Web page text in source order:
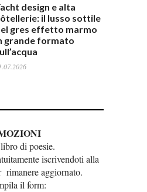
design e alta
il lusso sottile
gres effetto marmo
grande formato
di poesie.
iscrivendoti alla
rimanere aggiornato.
il form: